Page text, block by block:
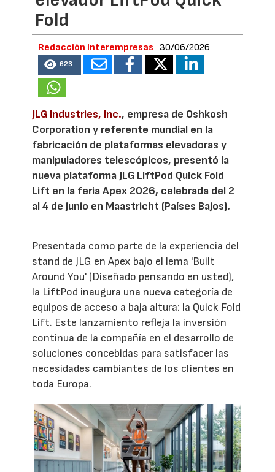
Fold
Redacción Interempresas 30/06/2026
623
JLG Industries, Inc., empresa de Oshkosh
Corporation y referente mundial en la
fabricación de plataformas elevadoras y
manipuladores telescópicos, presentó la
nueva plataforma JLG LiftPod Quick Fold
Lift en la feria Apex 2026, celebrada del 2
al 4 de junio en Maastricht (Países Bajos).
Presentada como parte de la experiencia del
stand de JLG en Apex bajo el lema 'Built
Around You' (Diseñado pensando en usted),
la LiftPod inaugura una nueva categoría de
equipos de acceso a baja altura: la Quick Fold
Lift. Este lanzamiento refleja la inversión
continua de la compañía en el desarrollo de
soluciones concebidas para satisfacer las
necesidades cambiantes de los clientes en
toda Europa.